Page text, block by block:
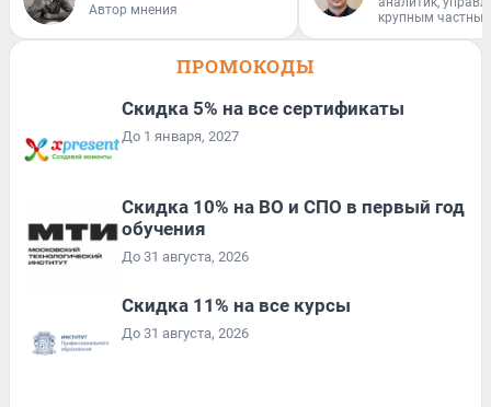
Автор мнения
крупным
ПРОМОКОДЫ
Скидка 5% на все сертификаты
До 1 января, 2027
Скидка 10% на ВО и СПО в первый год
обучения
До 31 августа, 2026
Скидка 11% на все курсы
До 31 августа, 2026